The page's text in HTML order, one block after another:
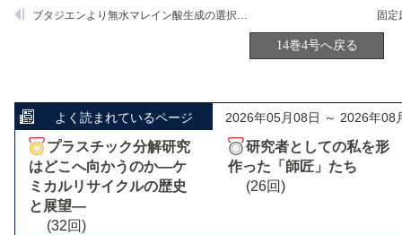
ブタジエンより無水マレイン酸生成の選択的酸素種
14巻4号へ戻る
よく読まれているページ 2026年05月08日 ～ 2026年08
プラスチック分解研究
はどこへ向かうのか―ケ
ミカルリサイクルの歴史
と展望―
(32回)
研究者としての私を形
作った「師匠」たち
(26回)